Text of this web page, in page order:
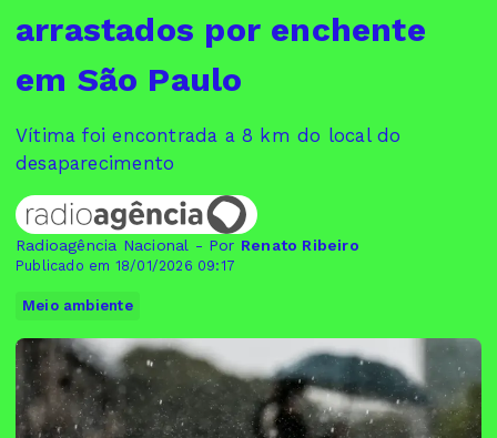
arrastados por enchente
em São Paulo
Vítima foi encontrada a 8 km do local do
desaparecimento
Radioagência Nacional - Por Renato Ribeiro
Publicado em 18/01/2026 09:17
Meio ambiente